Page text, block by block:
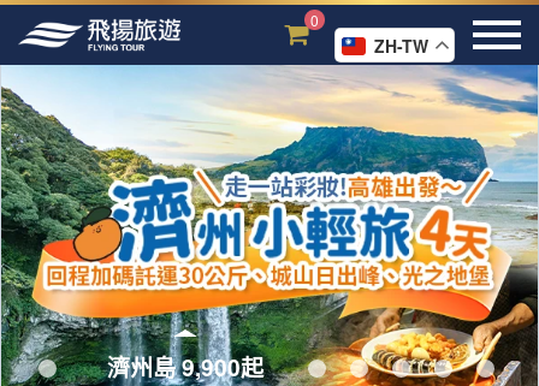
0
ZH-TW
濟州島 9,900起